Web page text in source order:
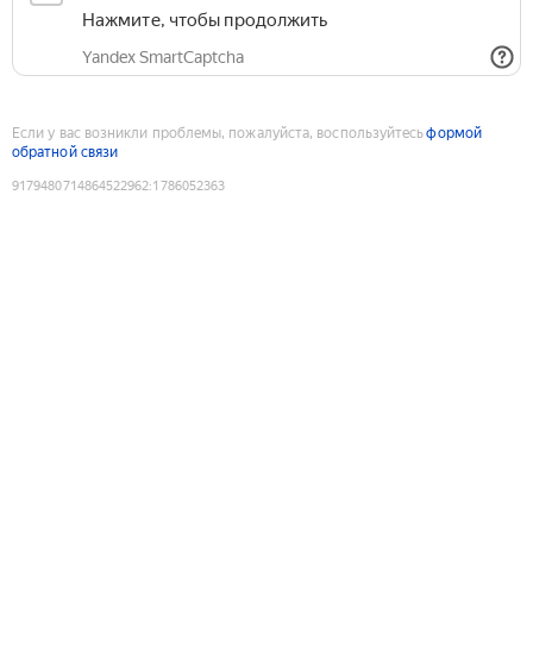
Нажмите, чтобы продолжить
Yandex SmartCaptcha
Если у вас возникли проблемы, пожалуйста, воспользуйтесьформой
обратной связи
9179480714864522962:1786052363